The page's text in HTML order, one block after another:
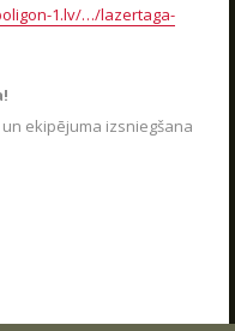
1.lv/…/lazertaga-
ekipējuma izsniegšana
spēles
MUMS